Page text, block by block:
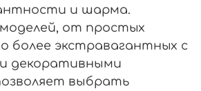
и шарма.
от простых
более экстравагантных с
декоративными
выбрать